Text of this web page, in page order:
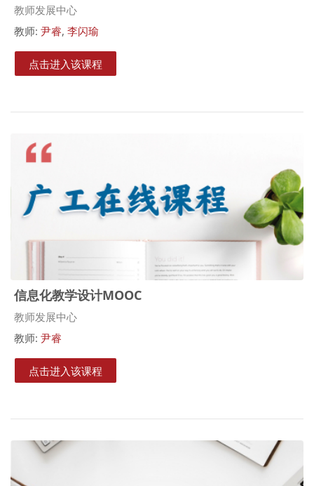
课程类别
教师发展中心
教师: 尹睿, 李闪瑜
点击进入该课程
信息化教学设计MOOC
课程类别
教师发展中心
教师: 尹睿
点击进入该课程